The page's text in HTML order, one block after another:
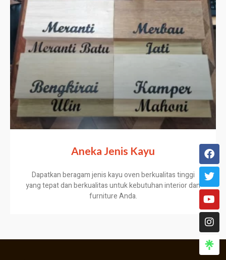
Aneka Jenis Kayu
Dapatkan beragam jenis kayu oven berkualitas tinggi
yang tepat dan berkualitas untuk kebutuhan interior dan
furniture Anda.